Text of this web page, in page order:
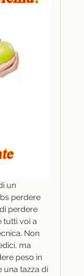
un
perdere
perdere
tutti voi a
Non
ma
peso in
una tazza di